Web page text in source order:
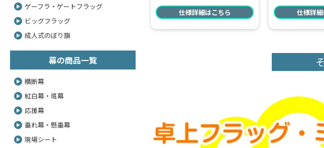
仕様詳細はこちら
仕様詳
ゲーフラ・ゲートフラッグ
ビッグフラッグ
成人式のぼり旗
幕の商品一覧
横断幕
紅白幕・斑幕
応援幕
垂れ幕・懸垂幕
現場シート